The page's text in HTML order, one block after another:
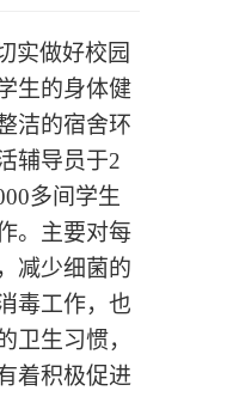
实做好校园
生的身体健
洁的宿舍环
辅导员于2
多间学生
。主要对每
减少细菌的
毒工作，也
卫生习惯，
着积极促进